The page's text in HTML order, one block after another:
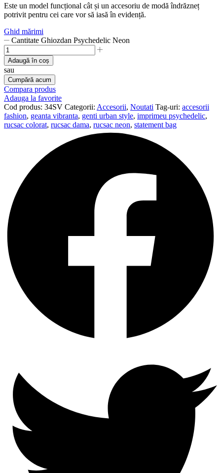
Este un model funcțional cât și un accesoriu de modă îndrăzneț
potrivit pentru cei care vor să iasă în evidență.
Ghid mărimi
Cantitate Ghiozdan Psychedelic Neon
Adaugă în coș
sau
Cumpără acum
Compara produs
Adauga la favorite
Cod produs: 34SV Categorii: Accesorii, Noutati Tag-uri: accesorii
fashion, geanta vibranta, genti urban style, imprimeu psychedelic,
rucsac colorat, rucsac dama, rucsac neon, statement bag